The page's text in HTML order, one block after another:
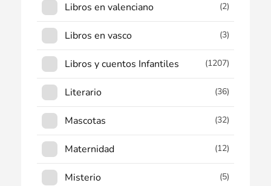
Libros en valenciano (2)
Libros en vasco (3)
Libros y cuentos Infantiles (1207)
Literario (36)
Mascotas (32)
Maternidad (12)
Misterio (5)